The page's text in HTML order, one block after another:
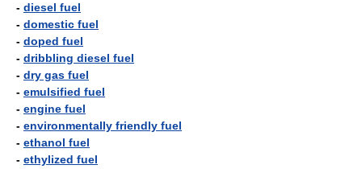
- diesel fuel
- domestic fuel
- doped fuel
- dribbling diesel fuel
- dry gas fuel
- emulsified fuel
- engine fuel
- environmentally friendly fuel
- ethanol fuel
- ethylized fuel